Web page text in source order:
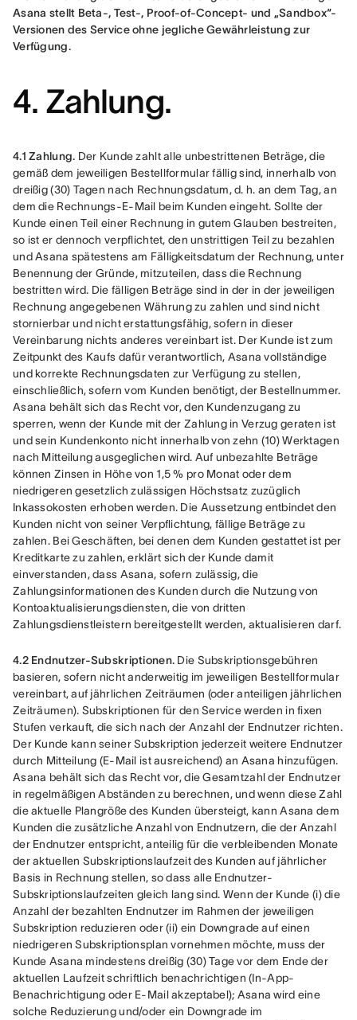
Asana stellt Beta-, Test-, Proof-of-Concept- und „Sandbox“-
Versionen des Service ohne jegliche Gewährleistung zur
Verfügung.
4. Zahlung.
4.1 Zahlung. Der Kunde zahlt alle unbestrittenen Beträge, die
gemäß dem jeweiligen Bestellformular fällig sind, innerhalb von
dreißig (30) Tagen nach Rechnungsdatum, d. h. an dem Tag, an
dem die Rechnungs-E-Mail beim Kunden eingeht. Sollte der
Kunde einen Teil einer Rechnung in gutem Glauben bestreiten,
so ist er dennoch verpflichtet, den unstrittigen Teil zu bezahlen
und Asana spätestens am Fälligkeitsdatum der Rechnung, unter
Benennung der Gründe, mitzuteilen, dass die Rechnung
bestritten wird. Die fälligen Beträge sind in der in der jeweiligen
Rechnung angegebenen Währung zu zahlen und sind nicht
stornierbar und nicht erstattungsfähig, sofern in dieser
Vereinbarung nichts anderes vereinbart ist. Der Kunde ist zum
Zeitpunkt des Kaufs dafür verantwortlich, Asana vollständige
und korrekte Rechnungsdaten zur Verfügung zu stellen,
einschließlich, sofern vom Kunden benötigt, der Bestellnummer.
Asana behält sich das Recht vor, den Kundenzugang zu
sperren, wenn der Kunde mit der Zahlung in Verzug geraten ist
und sein Kundenkonto nicht innerhalb von zehn (10) Werktagen
nach Mitteilung ausgeglichen wird. Auf unbezahlte Beträge
können Zinsen in Höhe von 1,5 % pro Monat oder dem
niedrigeren gesetzlich zulässigen Höchstsatz zuzüglich
Inkassokosten erhoben werden. Die Aussetzung entbindet den
Kunden nicht von seiner Verpflichtung, fällige Beträge zu
zahlen. Bei Geschäften, bei denen dem Kunden gestattet ist per
Kreditkarte zu zahlen, erklärt sich der Kunde damit
einverstanden, dass Asana, sofern zulässig, die
Zahlungsinformationen des Kunden durch die Nutzung von
Kontoaktualisierungsdiensten, die von dritten
Zahlungsdienstleistern bereitgestellt werden, aktualisieren darf.
4.2 Endnutzer-Subskriptionen. Die Subskriptionsgebühren
basieren, sofern nicht anderweitig im jeweiligen Bestellformular
vereinbart, auf jährlichen Zeiträumen (oder anteiligen jährlichen
Zeiträumen). Subskriptionen für den Service werden in fixen
Stufen verkauft, die sich nach der Anzahl der Endnutzer richten.
Der Kunde kann seiner Subskription jederzeit weitere Endnutzer
durch Mitteilung (E-Mail ist ausreichend) an Asana hinzufügen.
Asana behält sich das Recht vor, die Gesamtzahl der Endnutzer
in regelmäßigen Abständen zu berechnen, und wenn diese Zahl
die aktuelle Plangröße des Kunden übersteigt, kann Asana dem
Kunden die zusätzliche Anzahl von Endnutzern, die der Anzahl
der Endnutzer entspricht, anteilig für die verbleibenden Monate
der aktuellen Subskriptionslaufzeit des Kunden auf jährlicher
Basis in Rechnung stellen, so dass alle Endnutzer-
Subskriptionslaufzeiten gleich lang sind. Wenn der Kunde (i) die
Anzahl der bezahlten Endnutzer im Rahmen der jeweiligen
Subskription reduzieren oder (ii) ein Downgrade auf einen
niedrigeren Subskriptionsplan vornehmen möchte, muss der
Kunde Asana mindestens dreißig (30) Tage vor dem Ende der
aktuellen Laufzeit schriftlich benachrichtigen (In-App-
Benachrichtigung oder E-Mail akzeptabel); Asana wird eine
solche Reduzierung und/oder ein Downgrade im